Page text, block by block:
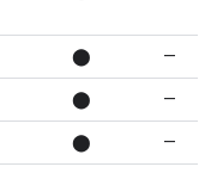
⬤ —
⬤ —
⬤ —